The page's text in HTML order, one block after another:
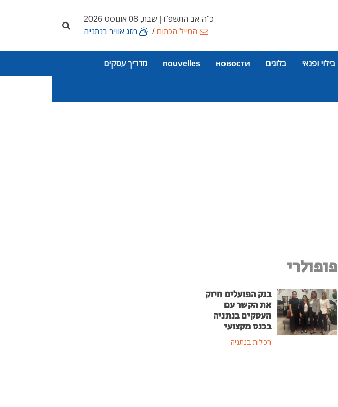
כ"ה אב התשפ"ו | שבת, 08 אוגוסט 2026
המייל הכתום/ מזג אוויר בנתניה
בילוי ופנאי בלוגים новости
nouvelles מדריך עסקים
פופולרי
בנק הפועלים חיזק
את הקשר עם
העסקים בנתניה
בכנס מקצועי
רכילות בנתניה